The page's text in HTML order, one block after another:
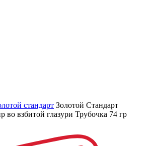
стандарт Золотой Стандарт
во взбитой глазури Трубочка 74 гр